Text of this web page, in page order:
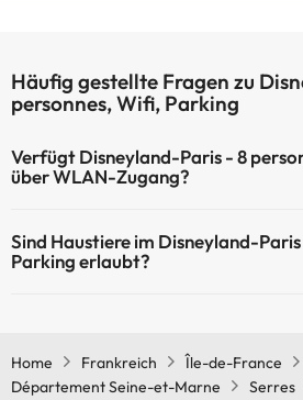
Häufig gestellte Fragen zu
personnes, Wifi, Parking
Verfügt Disneyland-Paris - 8
über WLAN-Zugang?
Zugang.
Sind Haustiere im Disneyland-
Parking erlaubt?
Home
Frankreich
Île-de-France
Département Seine-et-Marne
Serres